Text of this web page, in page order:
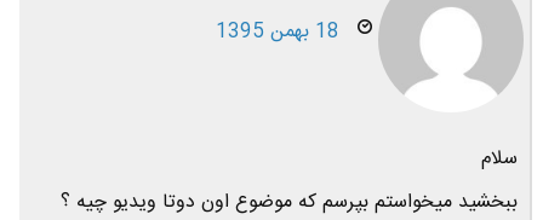
18 بهمن 1395
سلام
ببخشید میخواستم بپرسم که موضوع اون دوتا ویدیو چیه ؟